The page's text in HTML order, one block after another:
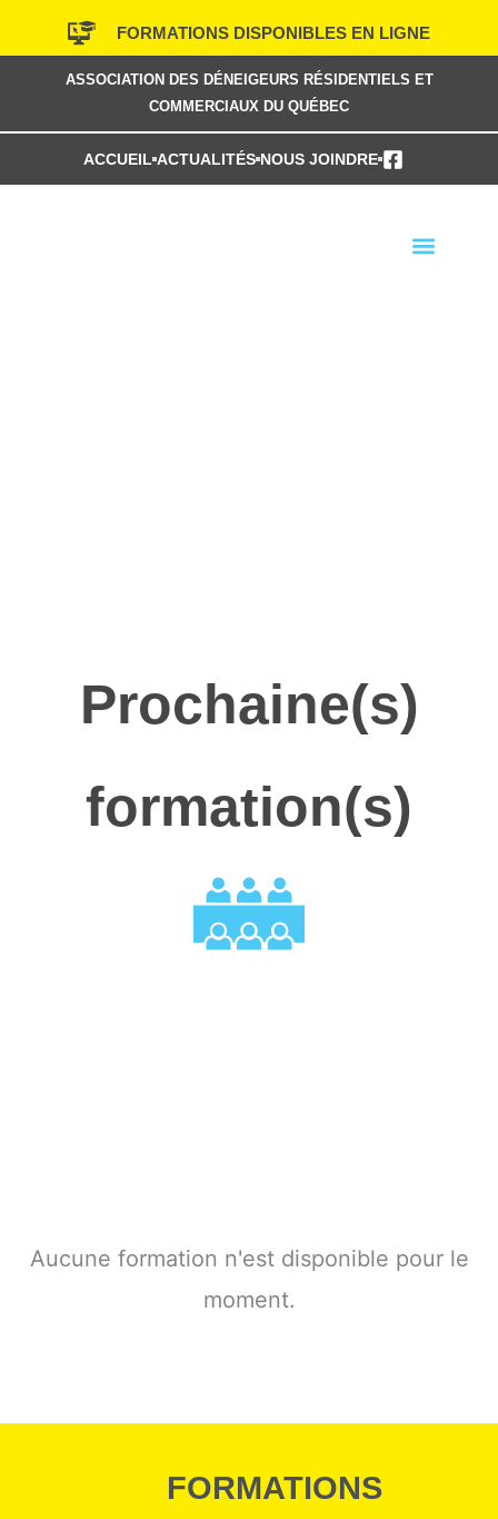
FORMATIONS DISPONIBLES EN LIGNE
ASSOCIATION DES DÉNEIGEURS RÉSIDENTIELS ET
COMMERCIAUX DU QUÉBEC
ACCUEIL ACTUALITÉS NOUS JOINDRE
Prochaine(s)
formation(s)
Aucune formation n'est disponible pour le
moment.
FORMATIONS